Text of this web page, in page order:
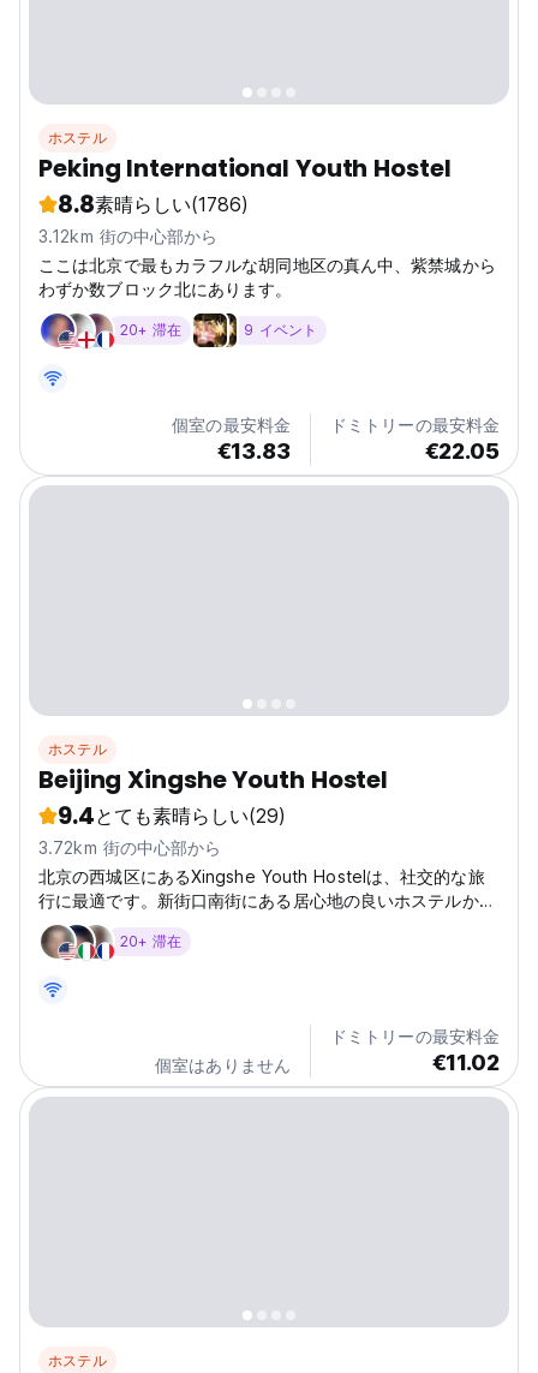
ホステル
Peking International Youth Hostel
8.8素晴らしい(1786)
3.12km 街の中心部から
ここは北京で最もカラフルな胡同地区の真ん中、紫禁城から
わずか数ブロック北にあります。
20+ 滞在 9 イベント
個室の最安料金
€13.83
ドミトリーの最安料金
€22.05
ホステル
Beijing Xingshe Youth Hostel
9.4とても素晴らしい(29)
3.72km 街の中心部から
北京の西城区にあるXingshe Youth Hostelは、社交的な旅
行に最適です。新街口南街にある居心地の良いホステルか
ら、史跡や活気ある市場を探索しましょう。（自動翻訳）
(Auto-translated from original language)
20+ 滞在
個室はありません
ドミトリーの最安料金
€11.02
ホステル